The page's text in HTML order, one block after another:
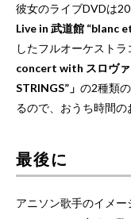
彼女のライブDVDは
Live in 武道館 “blanc
したフルオーケスト
concert with スロヴァ
STRINGS”」 の2種類
るので、おうち時間の
最後に
アニソン歌手のイメ